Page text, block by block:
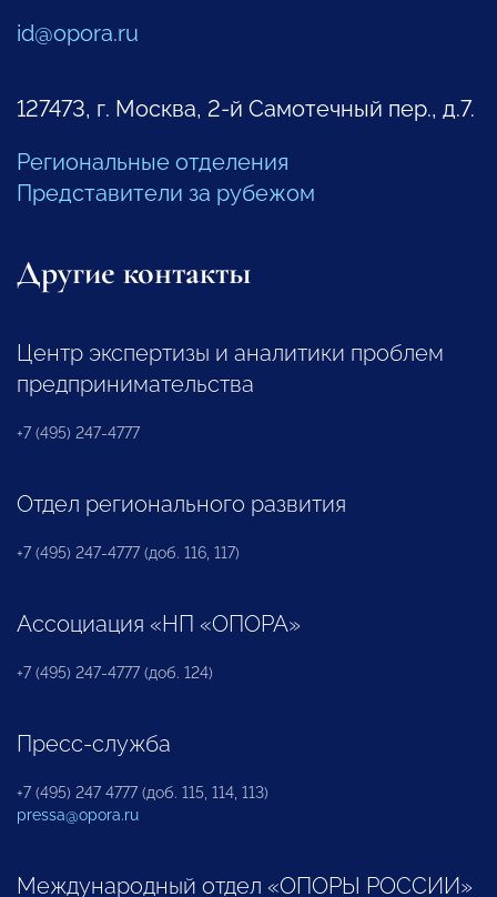
id@opora.ru
127473, г. Москва, 2-й Самотечный пер., д.7.
Региональные отделения
Представители за рубежом
Другие контакты
Центр экспертизы и аналитики проблем
предпринимательства
+7 (495) 247-4777
Отдел регионального развития
+7 (495) 247-4777 (доб. 116, 117)
Ассоциация «НП «ОПОРА»
+7 (495) 247-4777 (доб. 124)
Пресс-служба
+7 (495) 247 4777 (доб. 115, 114, 113)
pressa@opora.ru
Международный отдел «ОПОРЫ РОССИИ»